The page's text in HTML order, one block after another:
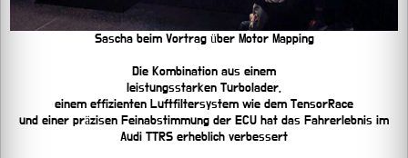
Sascha beim Vortrag über Motor Mapping
Die Kombination aus einem
leistungsstarken Turbolader,
einem effizienten Luftfiltersystem wie dem TensorRace
und einer präzisen Feinabstimmung der ECU hat das Fahrerlebnis im
Audi TTRS erheblich verbessert